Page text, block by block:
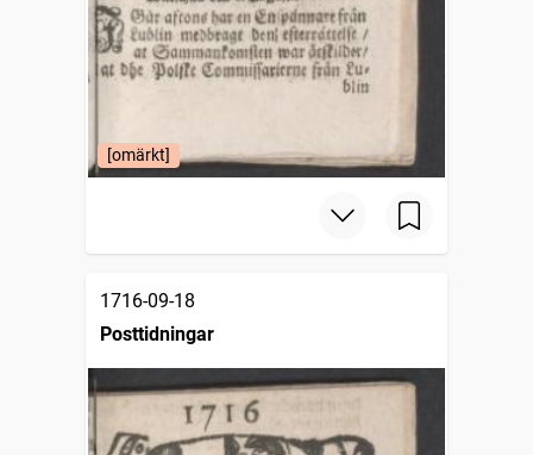
[omärkt]
1716-09-18
Posttidningar